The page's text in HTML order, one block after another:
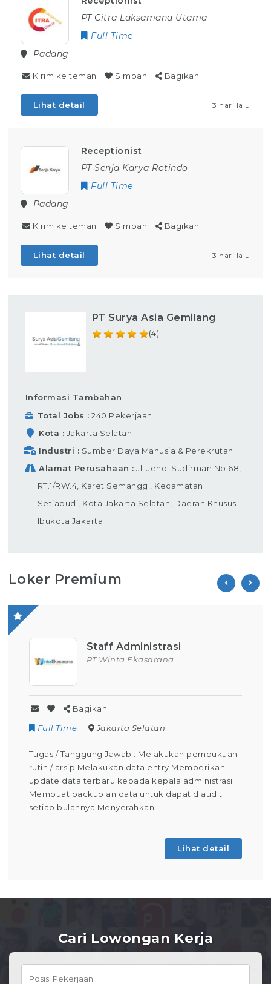
PT Citra Laksamana Utama
Full Time
Padang
Kirim ke teman Simpan Bagikan
Lihat detail 3 hari lalu
Receptionist
PT Senja Karya Rotindo
Full Time
Padang
Kirim ke teman Simpan Bagikan
Lihat detail 3 hari lalu
PT Surya Asia Gemilang
(4)
Informasi Tambahan
Total Jobs
240 Pekerjaan
Kota
Jakarta Selatan
Industri
Sumber Daya Manusia & Perekrutan
Alamat Perusahaan
Jl. Jend. Sudirman No.68,
RT.1/RW.4, Karet Semanggi, Kecamatan
Setiabudi, Kota Jakarta Selatan, Daerah Khusus
Ibukota Jakarta
Loker Premium
Staff Administrasi
PT Winta Ekasarana
Bagikan
Full Time
Jakarta Selatan
Tugas / Tanggung Jawab : Melakukan pembukuan
rutin / arsip Melakukan data entry Memberikan
update data terbaru kepada kepala administrasi
Membuat backup an data untuk dapat diaudit
setiap bulannya Menyerahkan
Lihat detail
Cari Lowongan Kerja